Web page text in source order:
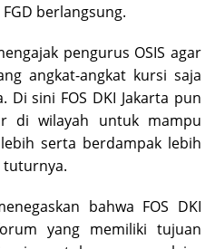
berlangsung.
pengurus OSIS agar
angkat-angkat kursi saja
Di sini FOS DKI Jakarta pun
di wilayah untuk mampu
serta berdampak lebih
tuturnya.
bahwa FOS DKI
yang memiliki tujuan